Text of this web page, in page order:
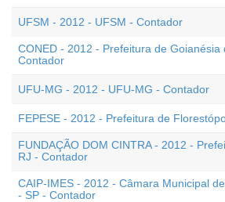
UFSM - 2012 - UFSM - Contador
CONED - 2012 - Prefeitura de Goianésia
Contador
UFU-MG - 2012 - UFU-MG - Contador
FEPESE - 2012 - Prefeitura de
FUNDAÇÃO DOM CINTRA - 2012 -
RJ - Contador
CAIP-IMES - 2012 - Câmara Municipal
- SP - Contador